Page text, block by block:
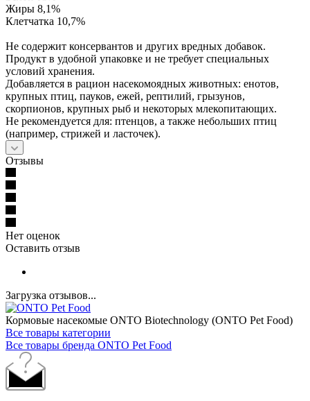
Жиры 8,1%
Клетчатка 10,7%
Не содержит консервантов и других вредных добавок.
Продукт в удобной упаковке и не требует специальных
условий хранения.
Добавляется в рацион насекомоядных животных: енотов,
крупных птиц, пауков, ежей, рептилий, грызунов,
скорпионов, крупных рыб и некоторых млекопитающих.
Не рекомендуется для: птенцов, а также небольших птиц
(например, стрижей и ласточек).
Отзывы
Нет оценок
Оставить отзыв
Загрузка отзывов...
Кормовые насекомые ONTO Biotechnology (ONTO Pet Food)
Все товары категории
Все товары бренда ONTO Pet Food